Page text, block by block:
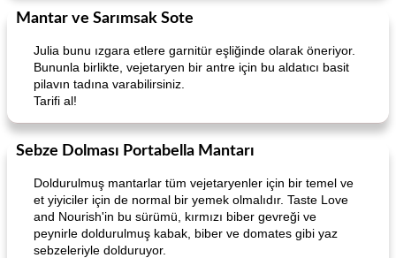
Mantar ve Sarımsak Sote
Julia bunu ızgara etlere garnitür eşliğinde olarak öneriyor.
Bununla birlikte, vejetaryen bir antre için bu aldatıcı basit
pilavın tadına varabilirsiniz.
Tarifi al!
Sebze Dolması Portabella Mantarı
Doldurulmuş mantarlar tüm vejetaryenler için bir temel ve
et yiyiciler için de normal bir yemek olmalıdır. Taste Love
and Nourish'in bu sürümü, kırmızı biber gevreği ve
peynirle doldurulmuş kabak, biber ve domates gibi yaz
sebzeleriyle dolduruyor.